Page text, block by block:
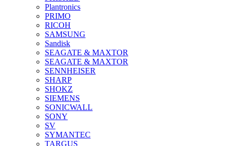
Plantronics
PRIMO
RICOH
SAMSUNG
Sandisk
SEAGATE & MAXTOR
SEAGATE & MAXTOR
SENNHEISER
SHARP
SHOKZ
SIEMENS
SONICWALL
SONY
SV
SYMANTEC
TARGUS